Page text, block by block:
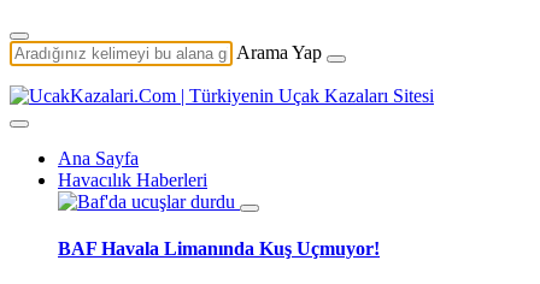
Arama Yap
Ana Sayfa
Havacılık Haberleri
BAF Havala Limanında Kuş Uçmuyor!